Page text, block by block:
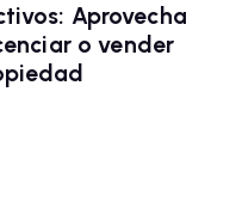
Aprovecha
o vender